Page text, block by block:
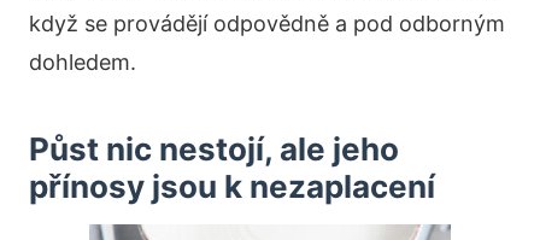
když se provádějí odpovědně a pod odborným
dohledem.
Půst nic nestojí, ale jeho
přínosy jsou k nezaplacení